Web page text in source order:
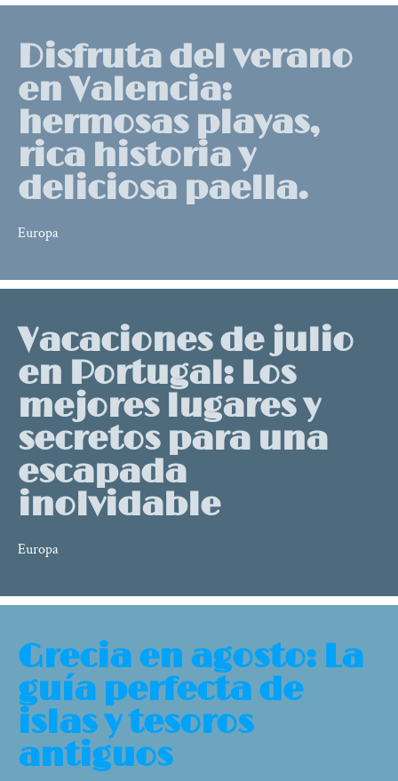
Europa
Disfruta del verano
en Valencia:
hermosas playas,
rica historia y
deliciosa paella.
Europa
Vacaciones de julio
en Portugal: Los
mejores lugares y
secretos para una
escapada
inolvidable
Grecia en agosto: La
guía perfecta de
islas y tesoros
antiguos